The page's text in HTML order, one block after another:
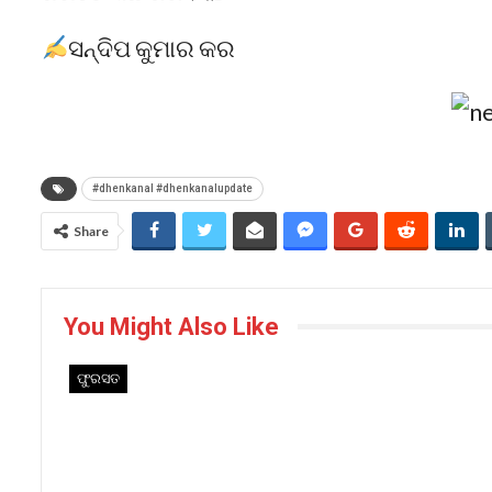
ସନ୍ଦିପ କୁମାର କର
#dhenkanal #dhenkanalupdate
Share
You Might Also Like
ଫୁରସତ